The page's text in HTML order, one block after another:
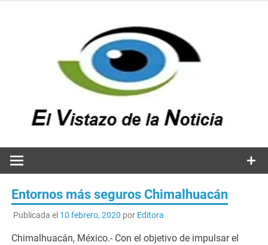
Entornos más seguros Chimalhuacán
Publicada el 10 febrero, 2020 por Editora
Chimalhuacán, México.- Con el objetivo de impulsar el